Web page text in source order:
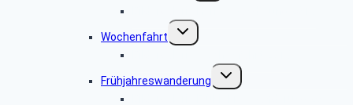
Wochenfahrt
Untermenü
umschalten
Frühjahreswanderung
Untermenü
umschalten